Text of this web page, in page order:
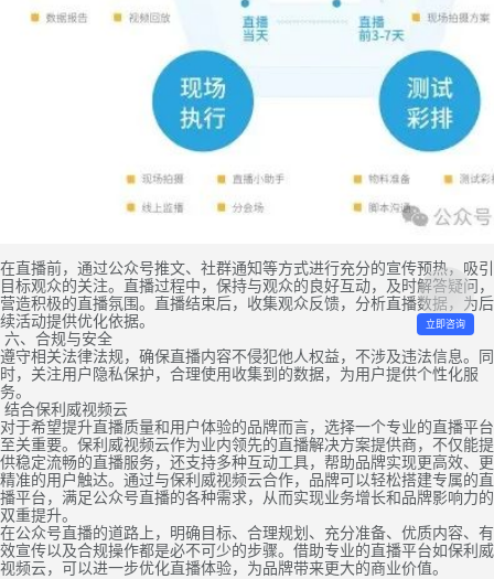
在直播前，通过公众号推文、社群通知等方式进行充分的宣传预热，吸引
目标观众的关注。直播过程中，保持与观众的良好互动，及时解答疑问，
营造积极的直播氛围。直播结束后，收集观众反馈，分析直播数据，为后
续活动提供优化依据。
六、合规与安全
遵守相关法律法规，确保直播内容不侵犯他人权益，不涉及违法信息。同
时，关注用户隐私保护，合理使用收集到的数据，为用户提供个性化服
务。
结合保利威视频云
对于希望提升直播质量和用户体验的品牌而言，选择一个专业的直播平台
至关重要。保利威视频云作为业内领先的直播解决方案提供商，不仅能提
供稳定流畅的直播服务，还支持多种互动工具，帮助品牌实现更高效、更
精准的用户触达。通过与保利威视频云合作，品牌可以轻松搭建专属的直
播平台，满足公众号直播的各种需求，从而实现业务增长和品牌影响力的
双重提升。
在公众号直播的道路上，明确目标、合理规划、充分准备、优质内容、有
效宣传以及合规操作都是必不可少的步骤。借助专业的直播平台如保利威
视频云，可以进一步优化直播体验，为品牌带来更大的商业价值。
立即咨询